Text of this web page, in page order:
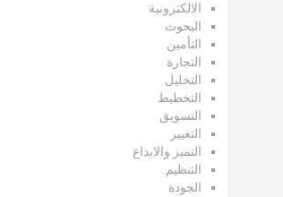
الالكترونية
البحوث
التأمين
التجارة
التحليل
التخطيط
التسويق
التغيير
التميز والابداع
التنظيم
الجودة